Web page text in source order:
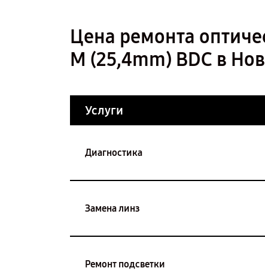
Цена ремонта
M (25,4mm) BDC в
Услуги
Диагностика
Замена линз
Ремонт подсветки